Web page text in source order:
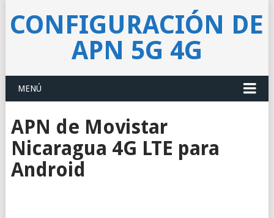
CONFIGURACIÓN DE
APN 5G 4G
MENÚ
APN de Movistar
Nicaragua 4G LTE para
Android